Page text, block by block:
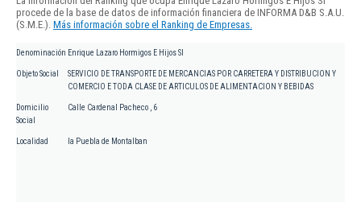
procede de la base de datos de información financiera de INFORMA D&B S.A.U.
(S.M.E.). Más información sobre el Ranking de Empresas.
Denominación Enrique Lazaro Hormigos E Hijos Sl
Objeto Social
SERVICIO DE TRANSPORTE DE MERCANCIAS POR CARRETERA Y DISTRIBUCION Y
COMERCIO E TODA CLASE DE ARTICULOS DE ALIMENTACION Y BEBIDAS
Domicilio
Social
Calle Cardenal Pacheco , 6
Localidad la Puebla de Montalban